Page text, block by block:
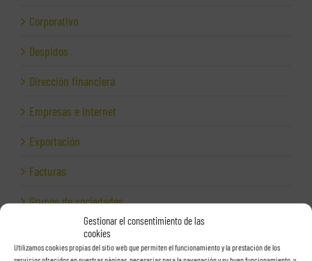
Gestionar el consentimiento de las
cookies
Utilizamos cookies propias del sitio web que permiten el funcionamiento y la prestación de los
servicios ofrecidos en nuestras páginas, necesarias para la navegación y su buen funcionamiento, y
Corporativo
Despidos
Dirección financiera
Empresas e Internet
Exportación
Facturas
Grupos de sociedades